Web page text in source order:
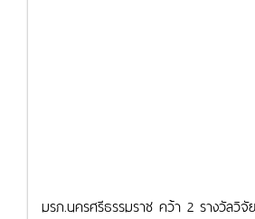
มรภ.นครศรีธรรมราช คว้า 2 รางวัลวิจั